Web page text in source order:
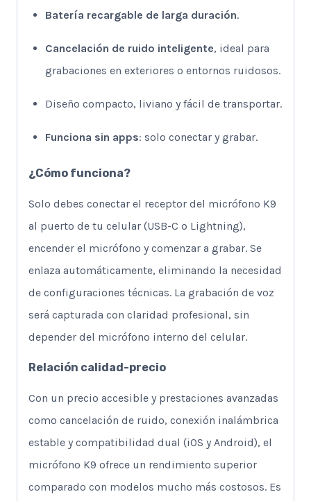
Batería recargable de larga duración.
Cancelación de ruido inteligente, ideal para
grabaciones en exteriores o entornos ruidosos.
Diseño compacto, liviano y fácil de transportar.
Funciona sin apps: solo conectar y grabar.
¿Cómo funciona?
Solo debes conectar el receptor del micrófono K9
al puerto de tu celular (USB-C o Lightning),
encender el micrófono y comenzar a grabar. Se
enlaza automáticamente, eliminando la necesidad
de configuraciones técnicas. La grabación de voz
será capturada con claridad profesional, sin
depender del micrófono interno del celular.
Relación calidad-precio
Con un precio accesible y prestaciones avanzadas
como cancelación de ruido, conexión inalámbrica
estable y compatibilidad dual (iOS y Android), el
micrófono K9 ofrece un rendimiento superior
comparado con modelos mucho más costosos. Es